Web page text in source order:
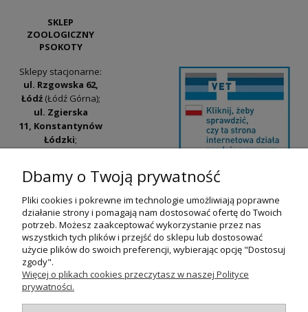
SKLEP
ZOOLOGICZNY
PSOKOTY
Sklepy stacjonarne:
ul. Rzgowska 62,
Łódź(Łódź Górna);
ul. Zgierska
11, Konstantynów
Łódzki;
Widzew).
Godziny otwarcia:
pn-pt 9:00-17:00
+48 530 230 483
psokoty@psokoty.pl
Dbamy o Twoją prywatność
Pliki cookies i pokrewne im technologie umożliwiają poprawne
działanie strony i pomagają nam dostosować ofertę do Twoich
potrzeb. Możesz zaakceptować wykorzystanie przez nas
wszystkich tych plików i przejść do sklepu lub dostosować
użycie plików do swoich preferencji, wybierając opcję "Dostosuj
zgody".
Więcej o plikach cookies przeczytasz w naszej Polityce
prywatności.